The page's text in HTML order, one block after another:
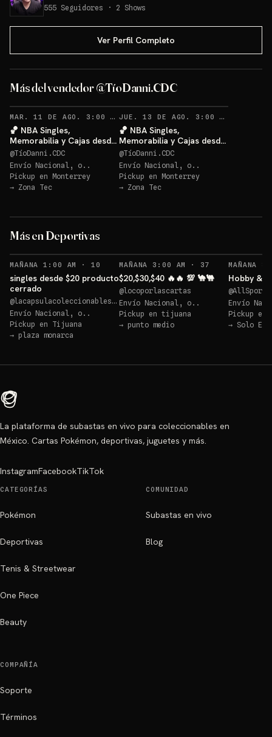
555 Seguidores · 2 Shows
Ver Perfil Completo
Más del vendedor @TíoDanni.CDC
MAR. 11 DE AGO. 3:00 AM · 62RECORDATORIOS
🏀 NBA Singles,
Memorabilia y Cajas desde
$20 🔥
@TíoDanni.CDC
Envío Nacional, o..
Pickup en Monterrey
→ Zona Tec
JUE. 13 DE AGO. 3:00 AM
🏀 NBA Singles,
Memorabilia y Cajas desde
$20 🔥
@TíoDanni.CDC
Envío Nacional, o..
Pickup en Monterrey
→ Zona Tec
Más en Deportivas
MAÑANA 1:00 AM · 10 RECORDATORIOS
singles desde $20 producto
cerrado
@lacapsulacoleccionables25
Envío Nacional, o..
Pickup en Tijuana
→ plaza monarca
MAÑANA 3:00 AM · 37 RECORDATORIOS
$20,$30,$40 🔥🔥 💯 🐪🐫
@locoporlascartas
Envío Nacional, o..
Pickup en tijuana
→ punto medio
MAÑANA
Hobby &
@
Envío
Pickup en
→ Solo
La plataforma de subastas en vivo para coleccionables en
México. Cartas Pokémon, deportivas, juguetes y más.
InstagramFacebookTikTok
CATEGORÍAS
Pokémon
Deportivas
Tenis & Streetwear
One Piece
Beauty
COMUNIDAD
Subastas en vivo
Blog
COMPAÑÍA
Soporte
Términos